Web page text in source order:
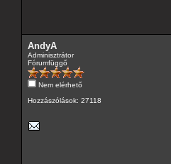
AndyA
Adminisztrátor
Fórumfüggő
Nem elérhető
Hozzászólások: 27118